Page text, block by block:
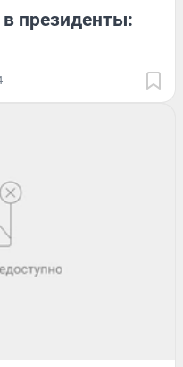
президенты: